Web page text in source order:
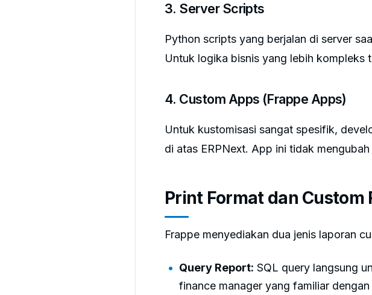
3. Server Scripts
Python scripts yang berjalan di server
Untuk logika bisnis yang lebih kompleks
4. Custom Apps (Frappe Apps)
Untuk kustomisasi sangat spesifik,
di atas ERPNext. App ini tidak
Print Format dan Custom
Frappe menyediakan dua jenis laporan
Query Report: SQL query langsung
finance manager yang familiar dengan